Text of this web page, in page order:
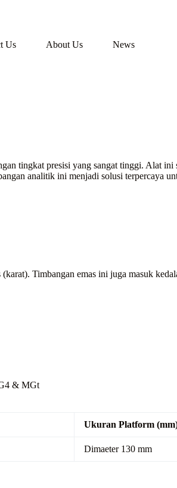
Us About Us News
tingkat presisi yang sangat tinggi. Alat
analitik ini menjadi solusi terpercaya
Timbangan emas ini juga masuk
& MGt
Ukuran Platform
Dimaeter 130 mm